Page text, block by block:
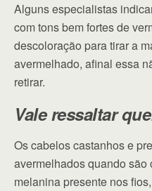
Alguns especialistas
com tons bem fortes de
descoloração para tirar a
avermelhado, afinal essa
retirar.
Vale ressaltar
Os cabelos castanhos e
avermelhados quando são
melanina presente nos